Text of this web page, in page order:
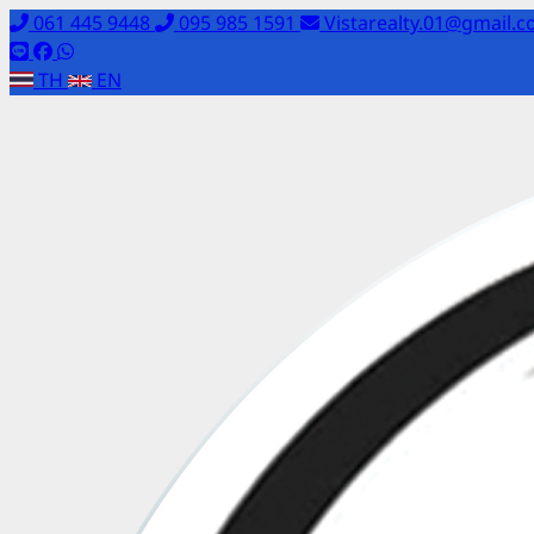
061 445 9448 095 985 1591
TH
EN